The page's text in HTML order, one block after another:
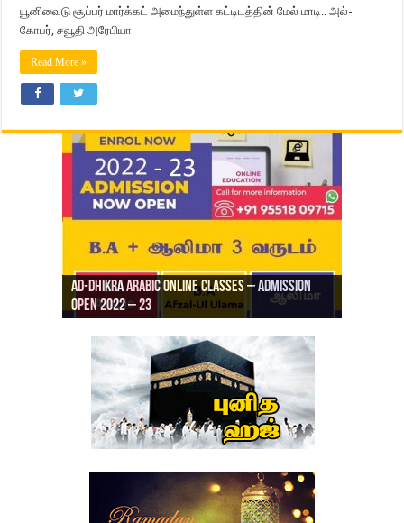
யூனிவைடு சூப்பர் மார்க்கட் அமைந்துள்ள கட்டிடத்தின் மேல் மாடி.. அல்-
கோபர், சவூதி அரேபியா
Read More »
Ad-Dhikra Arabic Online Classes – Admission
Open 2022 – 23
Ad-Dhikra Arabic Online Classes – BA Arabic
AD DHIKRA ARABIC COLLEGE ADMISSION
ரியாத் ஜும்ஆ தமிழாக்கம், Jamia Al Hajiri
Masjid (Kuwait Masjid), Malaz, Riyadh